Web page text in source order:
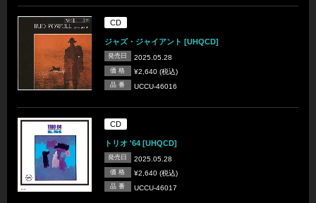
CD
ジャズ・ジャイアント [UHQCD]
発売日 2025.05.28
価 格 ¥2,640 (税込)
品 番 UCCU-46016
CD
トリオ '64 [UHQCD]
発売日 2025.05.28
価 格 ¥2,640 (税込)
品 番 UCCU-46017